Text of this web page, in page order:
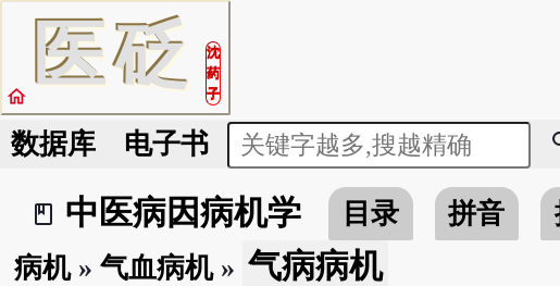
医砭
沈
药
子
home
数据库 电子书
book_2
中医病因病机学 目录 拼音
病机» 气血病机» 气病病机